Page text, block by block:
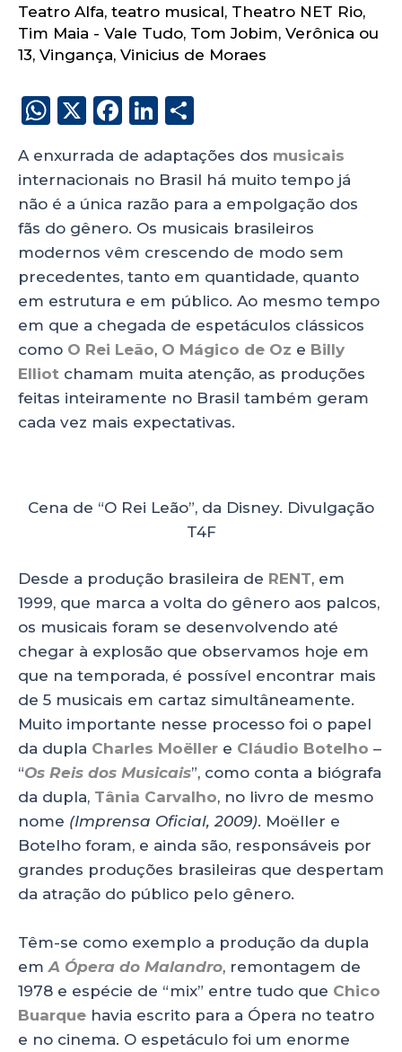
Teatro Alfa, teatro musical, Theatro NET Rio,
Tim Maia - Vale Tudo, Tom Jobim, Verônica ou
13, Vingança, Vinicius de Moraes
W
a
ts
A
p
p
X
F
c
e
b
o
o
k
Li
k
e
dI
n
a
re
A enxurrada de adaptações dos musicais
internacionais no Brasil há muito tempo já
não é a única razão para a empolgação dos
fãs do gênero. Os musicais brasileiros
modernos vêm crescendo de modo sem
precedentes, tanto em quantidade, quanto
em estrutura e em público. Ao mesmo tempo
em que a chegada de espetáculos clássicos
como O Rei Leão, O Mágico de Oz e Billy
Elliot chamam muita atenção, as produções
feitas inteiramente no Brasil também geram
cada vez mais expectativas.
Cena de “O Rei Leão”, da Disney. Divulgação
T4F
Desde a produção brasileira de RENT, em
1999, que marca a volta do gênero aos palcos,
os musicais foram se desenvolvendo até
chegar à explosão que observamos hoje em
que na temporada, é possível encontrar mais
de 5 musicais em cartaz simultâneamente.
Muito importante nesse processo foi o papel
da dupla Charles Moëller e Cláudio Botelho –
“Os Reis dos Musicais”, como conta a biógrafa
da dupla, Tânia Carvalho, no livro de mesmo
nome (Imprensa Oficial, 2009). Moëller e
Botelho foram, e ainda são, responsáveis por
grandes produções brasileiras que despertam
da atração do público pelo gênero.
Têm-se como exemplo a produção da dupla
emA Ópera do Malandro, remontagem de
1978 e espécie de “mix” entre tudo que Chico
Buarque havia escrito para a Ópera no teatro
e no cinema. O espetáculo foi um enorme